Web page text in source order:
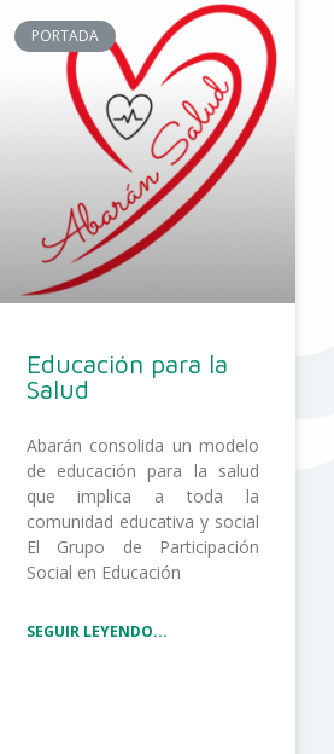
PORTADA
Educación para la
Salud
Abarán consolida un modelo
de educación para la salud
que implica a toda la
comunidad educativa y social
El Grupo de Participación
Social en Educación
SEGUIR LEYENDO...